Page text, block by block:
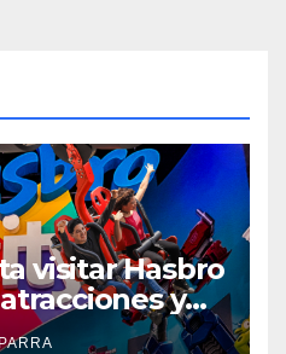
visitar Hasbro
y
Summer Fest